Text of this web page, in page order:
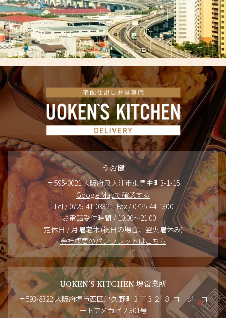
うお健
〒595-0021 大阪府泉大津市東豊中町3-1-15
Google Mapで確認する
Tel / 0725-41-0332 Fax / 0725-44-1300
お電話受付時間 / 10:00～21:00
定休日 / 月曜定休 (祝日の場合、翌火曜休み)
会社概要のパンフレットはこちら
UOKEN’S KITCHEN 堺営業所
〒593-8322 大阪府堺市西区津久野町３丁３２−８ コージーコ
ートアメカゼ 2-301号